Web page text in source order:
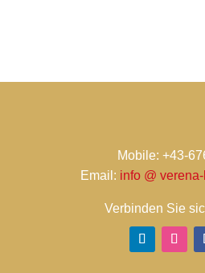
Mobile: +43-
Email: info @
Verbinden Sie